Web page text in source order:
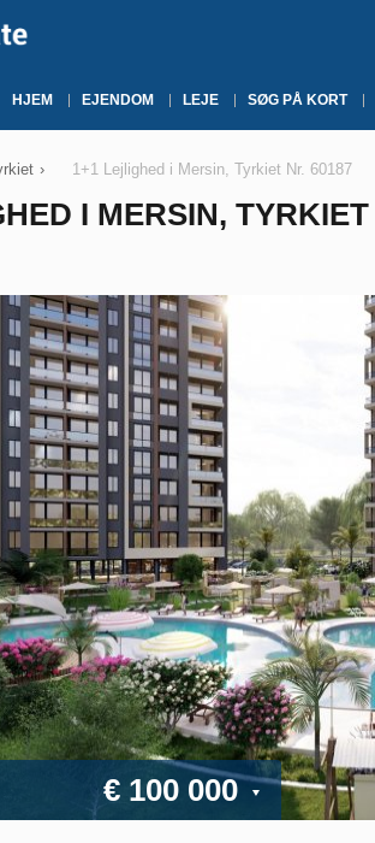
HJEM EJENDOM LEJE SØG PÅ KORT
› 1+1 Lejlighed i Mersin, Tyrkiet Nr. 60187
I MERSIN,
€ 100 000